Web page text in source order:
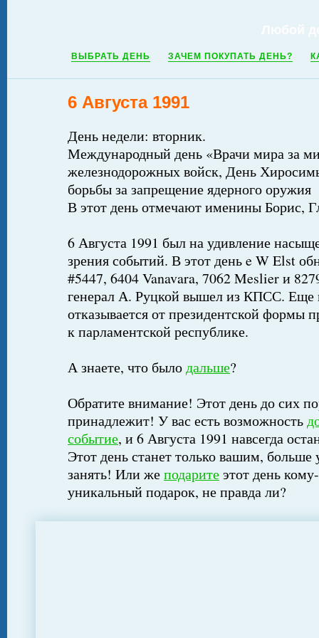
ВЫБРАТЬ ДЕНЬ ЗАЧЕМ ПОКУПАТЬ ДЕНЬ?
6 Августа 1991
День недели: вторник.
Международный день «Врачи мира за
железнодорожных войск, День
борьбы за запрещение ядерного оружия
В этот день отмечают именины Борис,
6 Августа 1991 был на удивление
зрения событий. В этот день e W Elst
#5447, 6404 Vanavara, 7062 Meslier и
генерал А. Руцкой вышел из КПСС. Еще
отказывается от президентской формы
к парламентской республике.
А знаете, что былодальше?
Обратите внимание! Этот день до сих
принадлежит! У вас есть возможность
событие, и 6 Августа 1991 навсегда
Этот день станет только вашим,
занять! Или жеподаритеэтот день
уникальный подарок, не правда ли?